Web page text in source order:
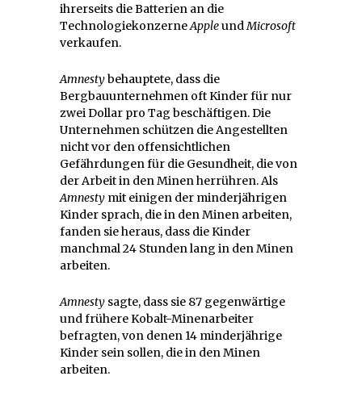
ihrerseits die Batterien an die
TechnologiekonzerneAppleundMicrosoft
verkaufen.
Amnestybehauptete, dass die
Bergbauunternehmen oft Kinder für nur
zwei Dollar pro Tag beschäftigen. Die
Unternehmen schützen die Angestellten
nicht vor den offensichtlichen
Gefährdungen für die Gesundheit, die von
der Arbeit in den Minen herrühren. Als
Amnesty mit einigen der minderjährigen
Kinder sprach, die in den Minen arbeiten,
fanden sie heraus, dass die Kinder
manchmal 24 Stunden lang in den Minen
arbeiten.
Amnesty sagte, dass sie 87 gegenwärtige
und frühere Kobalt-Minenarbeiter
befragten, von denen 14 minderjährige
Kinder sein sollen, die in den Minen
arbeiten.